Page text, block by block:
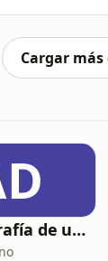
Cargar
Autobiografía de un Yogui con sitar